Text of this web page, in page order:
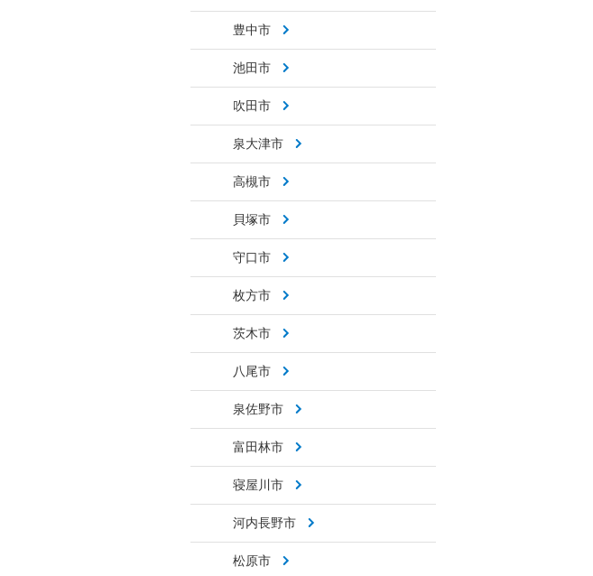
豊中市
池田市
吹田市
泉大津市
高槻市
貝塚市
守口市
枚方市
茨木市
八尾市
泉佐野市
富田林市
寝屋川市
河内長野市
松原市